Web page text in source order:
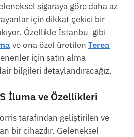
sigaraya göre daha az
için dikkat çekici bir
Özellikle İstanbul gibi
ve ona özel üretilen Terea
için satın alma
bilgileri detaylandıracağız.
İluma ve Özellikleri
tarafından geliştirilen ve
bir cihazdır. Geleneksel